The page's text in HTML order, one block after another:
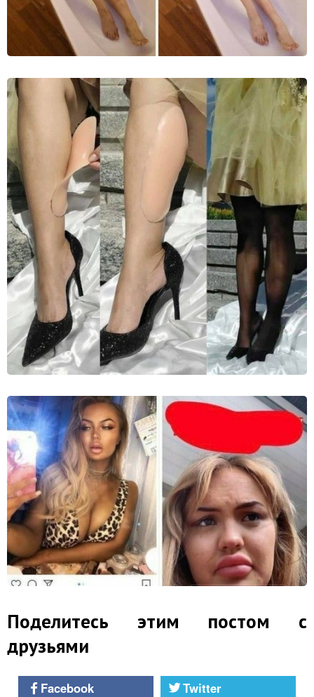
Поделитесь этим постом с
друзьями
Facebook
Twitter